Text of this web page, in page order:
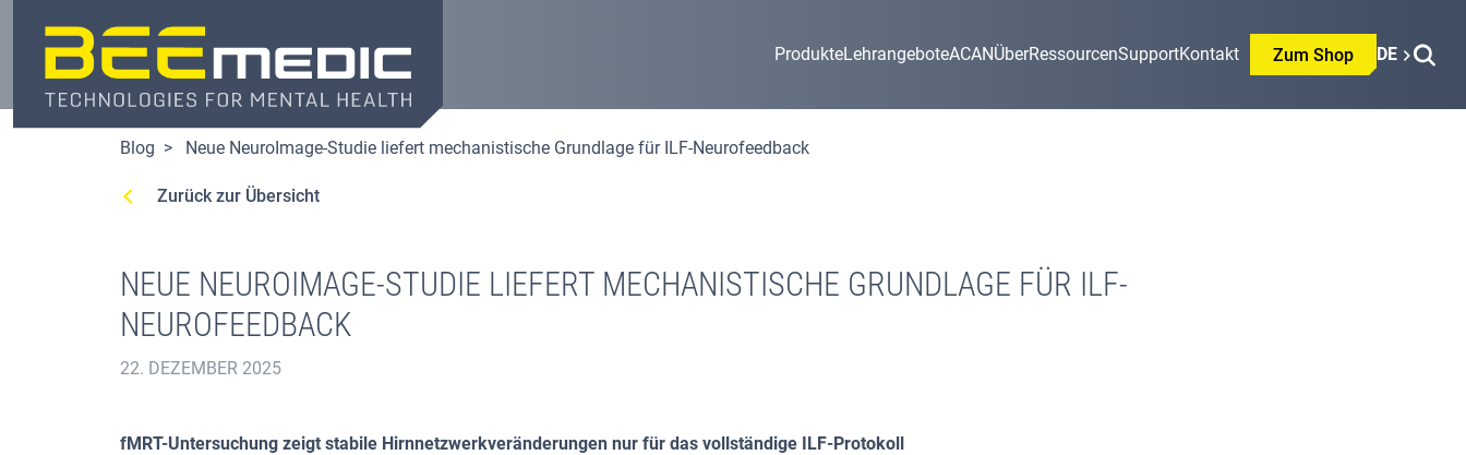
ProdukteLehrangeboteACANÜberRessourcenSupportKontakt Zum Shop DE
Blog Neue NeuroImage-Studie liefert mechanistische Grundlage für ILF-Neurofeedback
Zurück zur Übersicht
NEUE NEUROIMAGE-STUDIE LIEFERT MECHANISTISCHE GRUNDLAGE FÜR ILF-
NEUROFEEDBACK
22. DEZEMBER 2025
fMRT-Untersuchung zeigt stabile Hirnnetzwerkveränderungen nur für das vollständige ILF-Protokoll